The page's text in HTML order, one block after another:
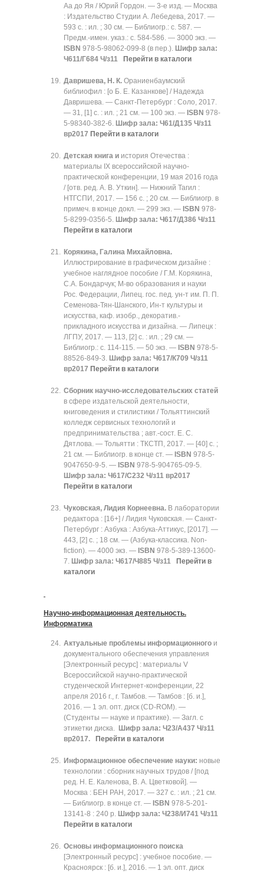
Аа до Яя / Юрий Гордон. — 3-е изд. — Москва
: Издательство Студии А. Лебедева, 2017. —
593 с. : ил. ; 30 см. — Библиогр.: с. 587. —
Предм.-имен. указ.: с. 584-586. — 3000 экз. —
ISBN 978-5-98062-099-8 (в пер.). Шифр зала:
Ч611/Г684 Ч/з11
Перейти в каталоги
Давришева, Н. К. Ораниенбаумский
библиофил : [о Б. Е. Казанкове] / Надежда
Давришева. — Санкт-Петербург : Соло, 2017.
— 31, [1] с. : ил. ; 21 см. — 100 экз. — ISBN 978-
5-98340-382-6. Шифр зала: Ч61/Д135 Ч/з11
вр2017 Перейти в каталоги
Детская книга и история Отечества :
материалы IX всероссийской научно-
практической конференции, 19 мая 2016 года
/ [отв. ред. А. В. Уткин]. — Нижний Тагил :
НТГСПИ, 2017. — 156 с. ; 20 см. — Библиогр. в
примеч. в конце докл. — 299 экз. — ISBN 978-
5-8299-0356-5. Шифр зала: Ч617/Д386 Ч/з11
Перейти в каталоги
Корякина, Галина Михайловна.
Иллюстрирование в графическом дизайне :
учебное наглядное пособие / Г.М. Корякина,
С.А. Бондарчук; М-во образования и науки
Рос. Федерации, Липец. гос. пед. ун-т им. П. П.
Семенова-Тян-Шанского, Ин-т культуры и
искусства, каф. изобр., декоратив.-
прикладного искусства и дизайна. — Липецк :
ЛГПУ, 2017. — 113, [2] с. : ил. ; 29 см. —
Библиогр.: с. 114-115. — 50 экз. — ISBN 978-5-
88526-849-3. Шифр зала: Ч617/К709 Ч/з11
вр2017 Перейти в каталоги
Сборник научно-исследовательских статей
в сфере издательской деятельности,
книговедения и стилистики / Тольяттинский
колледж сервисных технологий и
предпринимательства ; авт.-сост. Е. С.
Дятлова. — Тольятти : ТКСТП, 2017. — [40] с. ;
21 см. — Библиогр. в конце ст. — ISBN 978-5-
9047650-9-5. — ISBN 978-5-904765-09-5.
Шифр зала: Ч617/С232 Ч/з11 вр2017
Перейти в каталоги
Чуковская, Лидия Корнеевна. В лаборатории
редактора : [16+] / Лидия Чуковская. — Санкт-
Петербург : Азбука : Азбука-Аттикус, [2017]. —
443, [2] с. ; 18 см. — (Азбука-классика. Non-
fiction). — 4000 экз. — ISBN 978-5-389-13600-
7. Шифр зала: Ч617/Ч885 Ч/з11
Перейти в
каталоги
Научно-информационная деятельность.
Информатика
Актуальные проблемы информационного и
документального обеспечения управления
[Электронный ресурс] : материалы V
Всероссийской научно-практической
студенческой Интернет-конференции, 22
апреля 2016 г., г. Тамбов. — Тамбов : [б. и.],
2016. — 1 эл. опт. диск (CD-ROM). —
(Студенты — науке и практике). — Загл. с
этикетки диска. Шифр зала: Ч23/А437 Ч/з11
вр2017.
Перейти в каталоги
Информационное обеспечение науки: новые
технологии : сборник научных трудов / [под
ред. Н. Е. Каленова, В. А. Цветковой]. —
Москва : БЕН РАН, 2017. — 327 с. : ил. ; 21 см.
— Библиогр. в конце ст. — ISBN 978-5-201-
13141-8 : 240 р. Шифр зала: Ч238/И741 Ч/з11
Перейти в каталоги
Основы информационного поиска
[Электронный ресурс] : учебное пособие. —
Красноярск : [б. и.], 2016. — 1 эл. опт. диск